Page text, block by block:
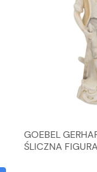
GOEBEL
ŚLICZNA